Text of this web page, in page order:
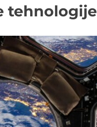
tehnologije